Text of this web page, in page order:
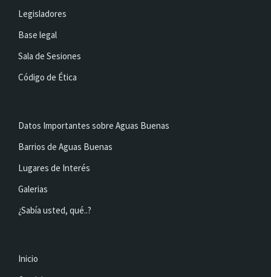
Legisladores
Base legal
Sala de Sesiones
Código de Ética
Datos Importantes sobre Aguas Buenas
Barrios de Aguas Buenas
Lugares de Interés
Galerias
¿Sabía usted, qué..?
Inicio